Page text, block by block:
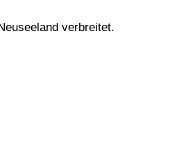
verbreitet.